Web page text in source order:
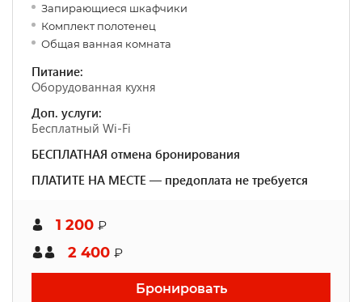
Запирающиеся шкафчики
Комплект полотенец
Общая ванная комната
Питание:
Оборудованная кухня
Доп. услуги:
Бесплатный Wi-Fi
БЕСПЛАТНАЯ отмена бронирования
ПЛАТИТЕ НА МЕСТЕ — предоплата не требуется
1 200 ₽
2 400 ₽
Бронировать